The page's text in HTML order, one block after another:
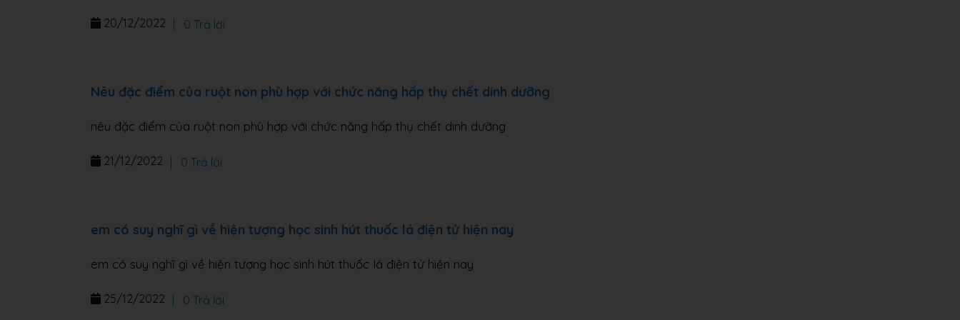
20/12/2022 0 Trả lời
Nêu đặc điểm của ruột non phù hợp với chức năng hấp thụ chết dinh dưỡng
nêu đặc điểm của ruột non phù hợp với chức năng hấp thụ chết dinh dưỡng
21/12/2022 0 Trả lời
em có suy nghĩ gì về hiện tượng học sinh hút thuốc lá điện tử hiện nay
em có suy nghĩ gì về hiện tượng học sinh hút thuốc lá điện tử hiện nay
25/12/2022 0 Trả lời